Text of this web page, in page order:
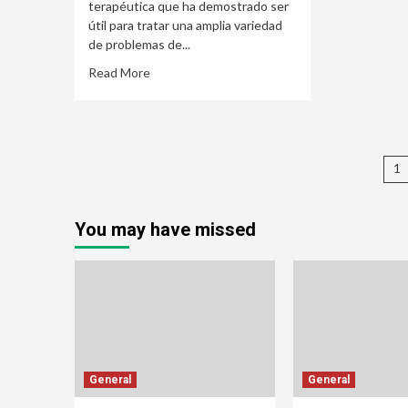
terapéutica que ha demostrado ser
útil para tratar una amplia variedad
de problemas de...
Read More
1
You may have missed
General General